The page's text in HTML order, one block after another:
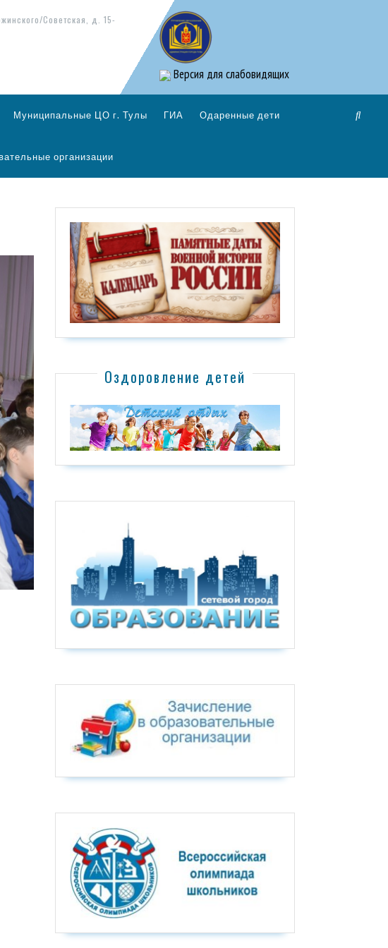
Советская, д. 15-
Версия для слабовидящих
Муниципальные ЦО г. Тулы ГИА Одаренные дети
организации
Оздоровление детей